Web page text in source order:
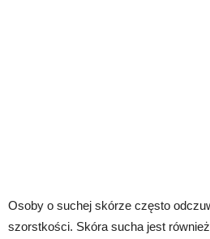
Osoby o suchej skórze często
szorstkości. Skóra sucha jest